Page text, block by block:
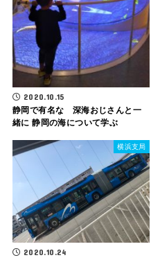
2020.10.15
静岡で有名な 深海おじさんと一
緒に 静岡の海について学ぶ
横浜支局
2020.10.24